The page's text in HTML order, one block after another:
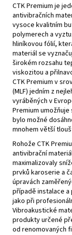
CTK Premium je
antivibračních
vysoce kvalitním
polymerech a
hliníkovou fólií,
materiál se
širokém rozsahu
viskozitou a
CTK Premium v
(MLF) jedním z
vyráběných v
Premium
bylo možné
mnohem větší
Rohože CTK
antivibrační
maximalizovaly
prvků karoserie a
úpravách
případě instalace
jako při
Vibroakustické
produkty určené
od renomovaných